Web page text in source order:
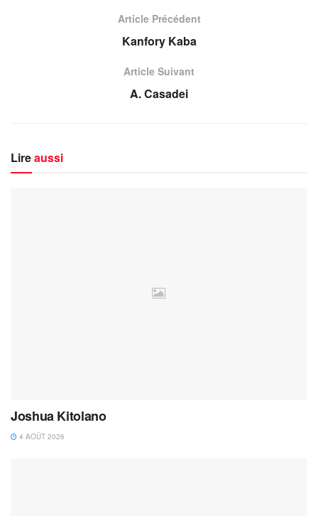
Article Précédent
Kanfory Kaba
Article Suivant
A. Casadei
Lireaussi
Joshua Kitolano
4 AOÛT 2026